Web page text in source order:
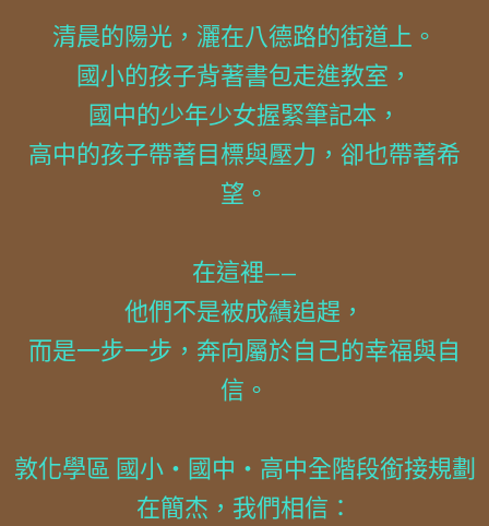
清晨的陽光，灑在八德路的街道上。
國小的孩子背著書包走進教室，
國中的少年少女握緊筆記本，
高中的孩子帶著目標與壓力，卻也帶著希
望。
在這裡——
他們不是被成績追趕，
而是一步一步，奔向屬於自己的幸福與自
信。
敦化學區 國小・國中・高中全階段銜接規劃
在簡杰，我們相信：